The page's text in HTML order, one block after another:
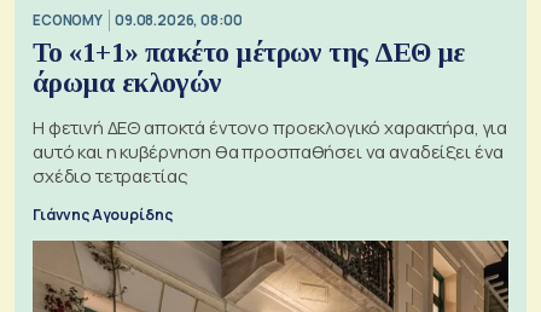
ECONOMY 09.08.2026, 08:00
Το «1+1» πακέτο μέτρων της ΔΕΘ με
άρωμα εκλογών
Η φετινή ΔΕΘ αποκτά έντονο προεκλογικό χαρακτήρα, για
αυτό και η κυβέρνηση θα προσπαθήσει να αναδείξει ένα
σχέδιο τετραετίας
Γιάννης Αγουρίδης